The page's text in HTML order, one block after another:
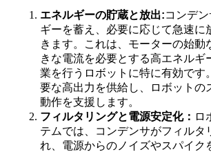
エネルギーの貯蔵と放出:コンデ
ギーを蓄え、必要に応じて急速に
きます。これは、モーターの始動
きな電流を必要とする高エネルギ
業を行うロボットに特に有効です
要な高出力を供給し、ロボットの
動作を支援します。
フィルタリングと電源安定化： ロ
テムでは、コンデンサがフィルタ
れ、電源からのノイズやスパイク